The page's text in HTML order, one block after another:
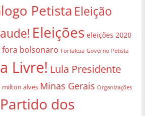
Petista Eleição
Eleições eleições 2020
fora bolsonaro Fortaleza Governo Petista
Livre! Lula Presidente
milton alves Minas Gerais Organizações
Partido dos